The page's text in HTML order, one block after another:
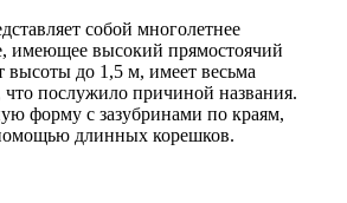
собой многолетнее
имеющее высокий прямостоячий
высоты до 1,5 м, имеет весьма
послужило причиной названия.
форму с зазубринами по краям,
длинных корешков.